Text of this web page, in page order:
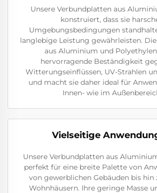
Unsere Verbundplatten aus
konstruiert, dass sie
Umgebungsbedingungen
langlebige Leistung gewährleisten.
aus Aluminium und
hervorragende Beständigkeit
Witterungseinflüssen, UV-Strahlen
und macht sie daher ideal für
Innen- wie im
Vielseitige
Unsere Verbundplatten aus
perfekt für eine breite Palette von
von gewerblichen Gebäuden bis hin
Wohnhäusern. Ihre geringe Masse